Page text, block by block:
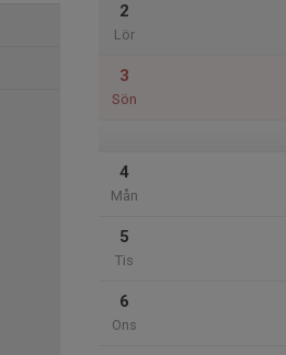
2
Lör
3
Sön
4
Mån
5
Tis
6
Ons